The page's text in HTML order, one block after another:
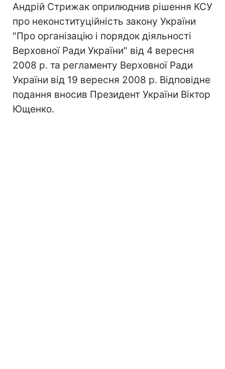
Андрій Стрижак оприлюднив рішення КСУ
про неконституційність закону України
"Про організацію і порядок діяльності
Верховної Ради України" від 4 вересня
2008 р. та регламенту Верховної Ради
України від 19 вересня 2008 р. Відповідне
подання вносив Президент України Віктор
Ющенко.